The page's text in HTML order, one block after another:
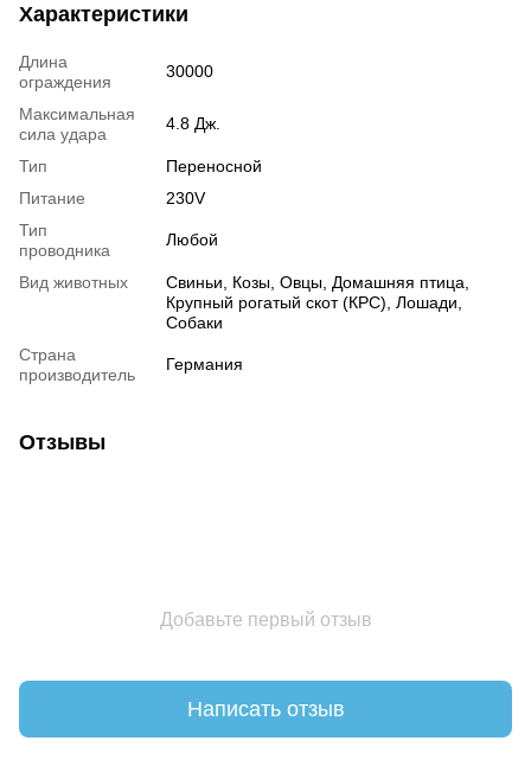
Характеристики
Длина
ограждения
30000
Максимальная
сила удара
4.8 Дж.
Тип
Переносной
Питание
230V
Тип
проводника
Любой
Вид животных
Свиньи, Козы, Овцы, Домашняя птица,
Крупный рогатый скот (КРС), Лошади,
Собаки
Страна
производитель
Германия
Отзывы
Добавьте первый отзыв
Написать отзыв